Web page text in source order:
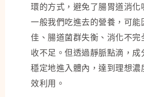
環的方式，避免了腸胃道消化
一般我們吃進去的營養，可能
佳、腸道菌群失衡、消化不完
收不足。但透過靜脈點滴，成
穩定地進入體內，達到理想濃
效利用。